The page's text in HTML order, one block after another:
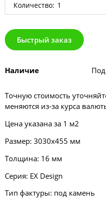
Количество:
Быстрый заказ
Наличие Под
Точную стоимость
меняются из-за курса
Цена указана за 1 м2
Размер: 3030х455 мм
Толщина: 16 мм
Серия: EX Design
Тип фактуры: под камень